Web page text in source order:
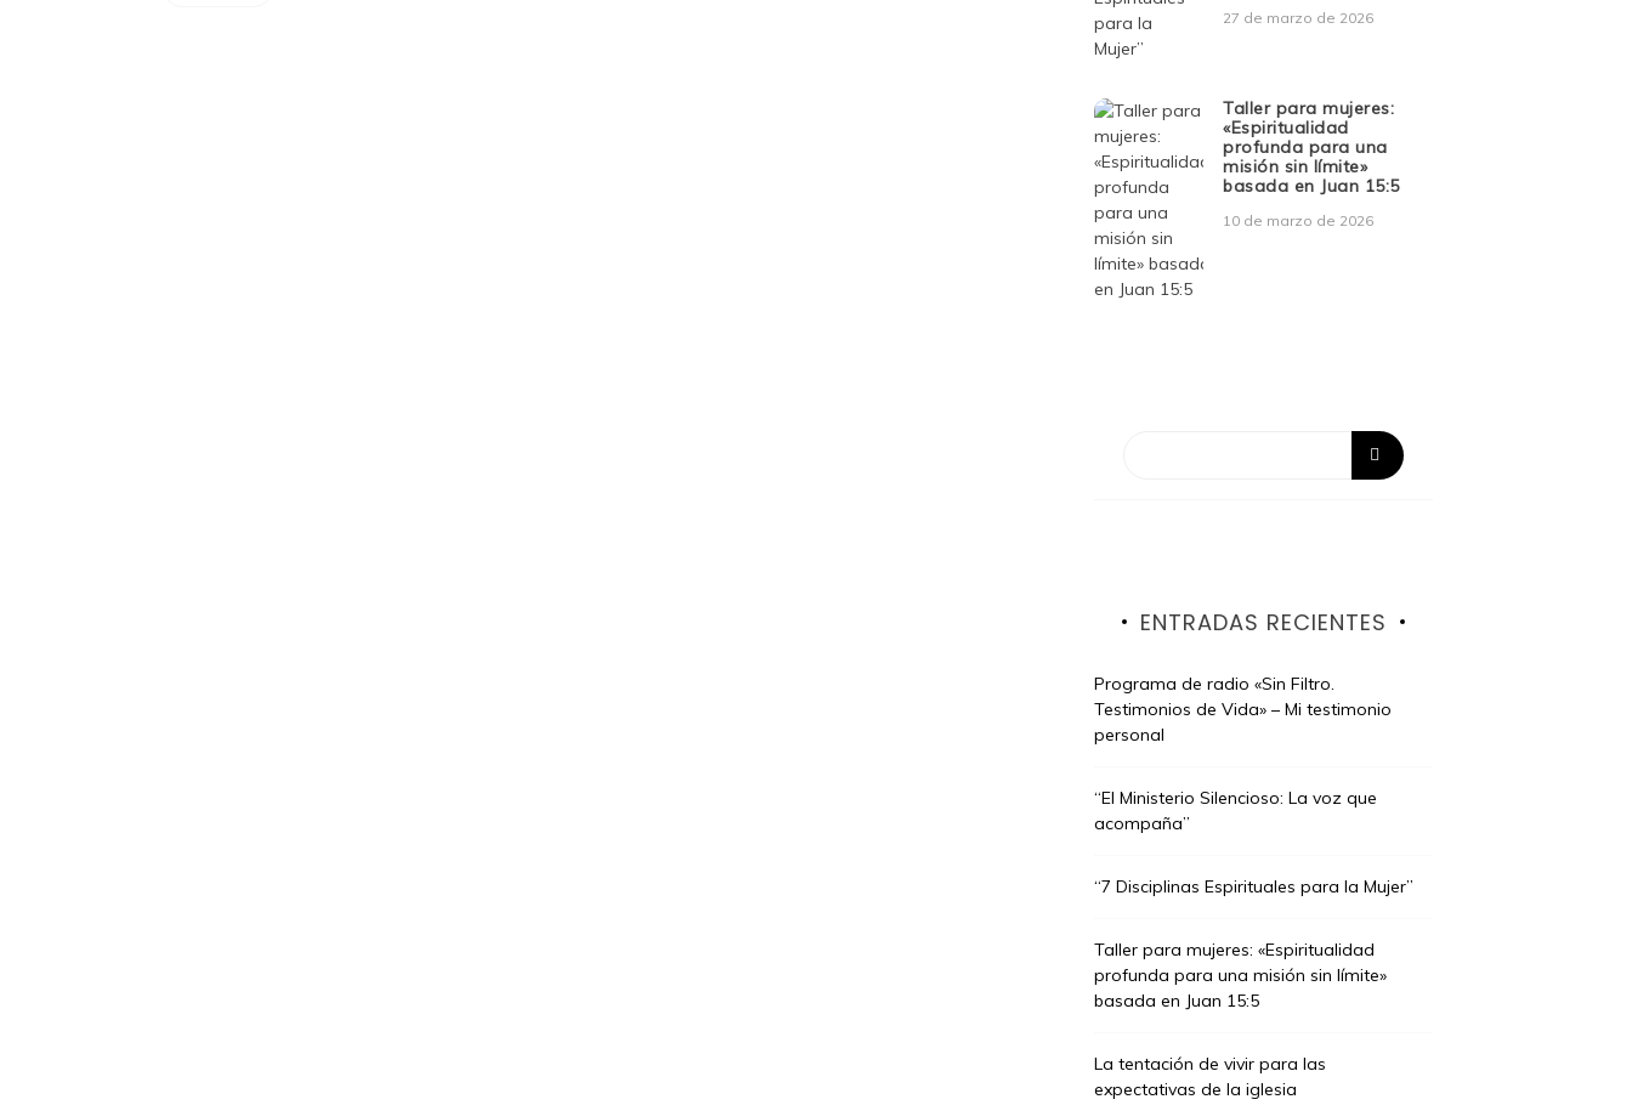
27 de marzo de 2026
Taller para mujeres:
«Espiritualidad
profunda para una
misión sin límite»
basada en Juan 15:5
10 de marzo de 2026
ENTRADAS RECIENTES
Programa de radio «Sin Filtro.
Testimonios de Vida» – Mi testimonio
personal
“El Ministerio Silencioso: La voz que
acompaña”
“7 Disciplinas Espirituales para la Mujer”
Taller para mujeres: «Espiritualidad
profunda para una misión sin límite»
basada en Juan 15:5
La tentación de vivir para las
expectativas de la iglesia